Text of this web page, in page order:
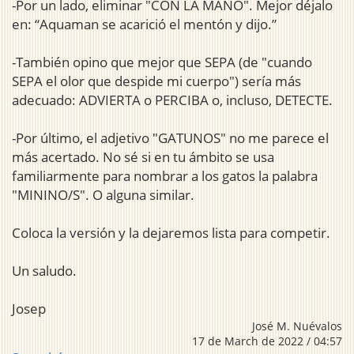
-Por un lado, eliminar "CON LA MANO". Mejor déjalo
en: “Aquaman se acarició el mentón y dijo.”
-También opino que mejor que SEPA (de "cuando
SEPA el olor que despide mi cuerpo") sería más
adecuado: ADVIERTA o PERCIBA o, incluso, DETECTE.
-Por último, el adjetivo "GATUNOS" no me parece el
más acertado. No sé si en tu ámbito se usa
familiarmente para nombrar a los gatos la palabra
"MININO/S". O alguna similar.
Coloca la versión y la dejaremos lista para competir.
Un saludo.
Josep
José M. Nuévalos
17 de March de 2022 / 04:57